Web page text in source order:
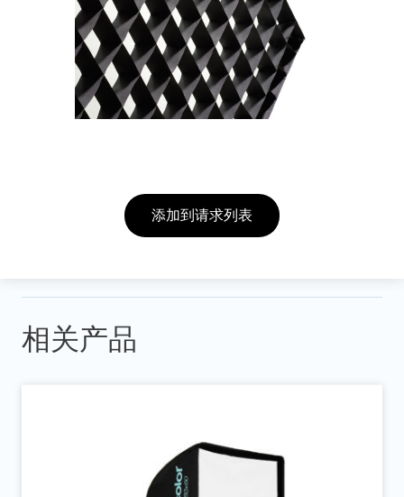
添加到请求列表
相关产品